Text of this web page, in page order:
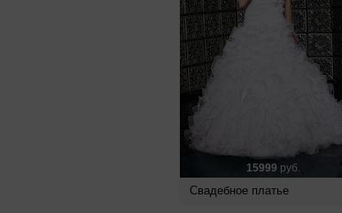
15999 руб.
Свадебное платье